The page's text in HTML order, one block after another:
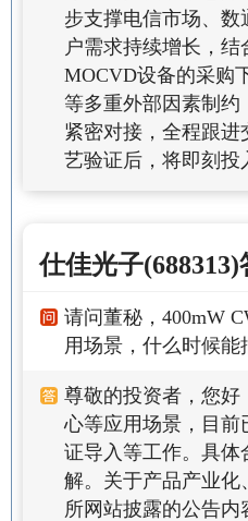
步支撑电信市场、
户需求持续增长，
MOCVD设备的采购
等多重外部因素制
紧密对接，全程跟
艺验证后，将即刻
仕佳光子(688313)
请问董秘，400mW
用场景，什么时候能
尊敬的投资者，您好
心等应用场景，目
证导入等工作。具
解。关于产品产业
所网站披露的公告